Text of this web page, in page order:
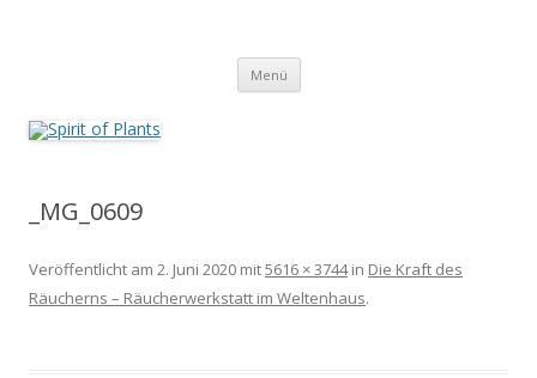
Menü
_MG_0609
Veröffentlicht am 2. Juni 2020 mit5616 × 3744in Die Kraft des
Räucherns – Räucherwerkstatt im Weltenhaus.